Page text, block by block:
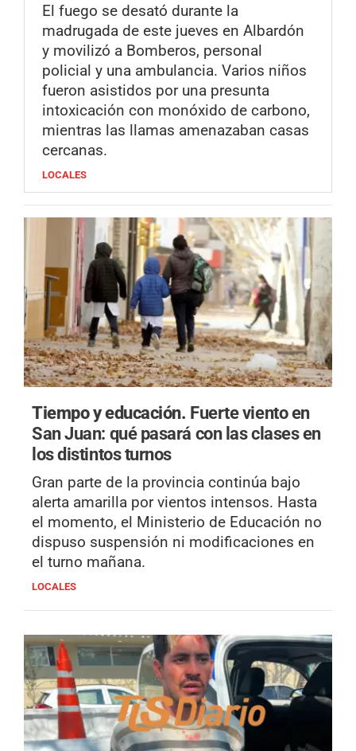
El fuego se desató durante la
madrugada de este jueves en Albardón
y movilizó a Bomberos, personal
policial y una ambulancia. Varios niños
fueron asistidos por una presunta
intoxicación con monóxido de carbono,
mientras las llamas amenazaban casas
cercanas.
LOCALES
Tiempo y educación. Fuerte viento en
San Juan: qué pasará con las clases en
los distintos turnos
Gran parte de la provincia continúa bajo
alerta amarilla por vientos intensos. Hasta
el momento, el Ministerio de Educación no
dispuso suspensión ni modificaciones en
el turno mañana.
LOCALES